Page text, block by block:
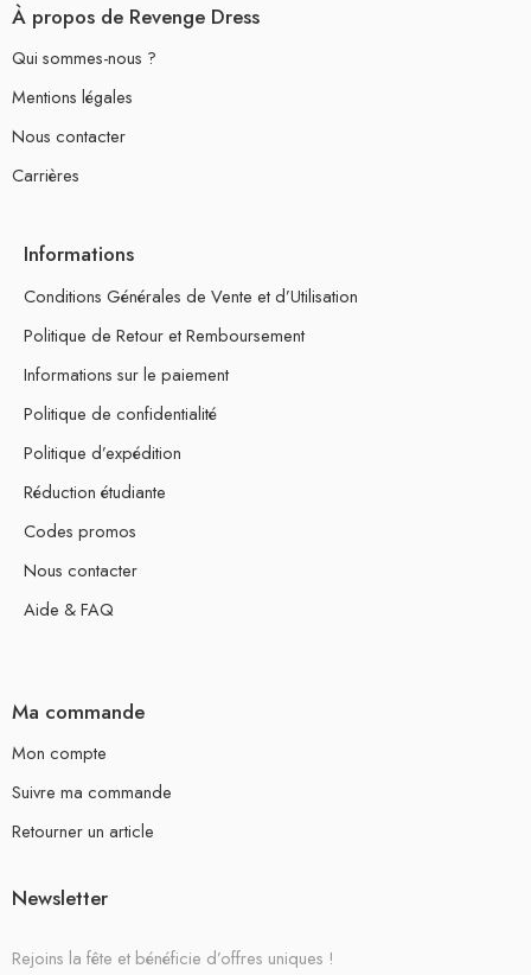
À propos de Revenge Dress
Qui sommes-nous ?
Mentions légales
Nous contacter
Carrières
Informations
Conditions Générales de Vente et d’Utilisation
Politique de Retour et Remboursement
Informations sur le paiement
Politique de confidentialité
Politique d’expédition
Réduction étudiante
Codes promos
Nous contacter
Aide & FAQ
Ma commande
Mon compte
Suivre ma commande
Retourner un article
Newsletter
Rejoins la fête et bénéficie d’offres uniques !